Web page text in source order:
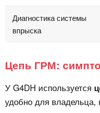
Диагностика системы
впрыска
Цепь ГРМ:
У G4DH используется
удобно для владельца,